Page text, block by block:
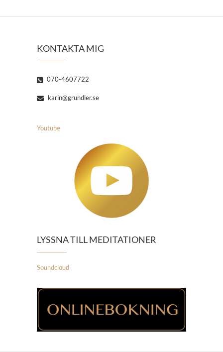
KONTAKTA MIG
070-4607722
karin@grundler.se
Youtube
LYSSNA TILL MEDITATIONER
Soundcloud